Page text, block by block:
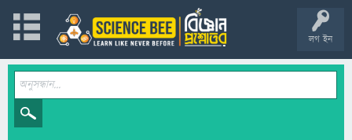
লগ ইন